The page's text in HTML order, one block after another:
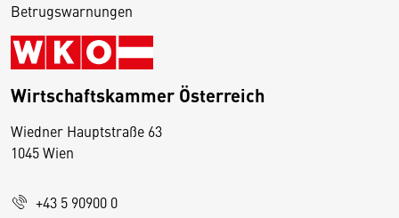
Betrugswarnungen
Wirtschaftskammer Österreich
Wiedner Hauptstraße 63
1045 Wien
+43 5 90900 0
D
s